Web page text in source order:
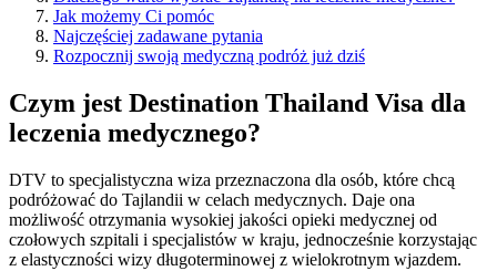
Jak możemy Ci pomóc
Najczęściej zadawane pytania
Rozpocznij swoją medyczną podróż już dziś
Czym jest Destination Thailand Visa dla
leczenia medycznego?
DTV to specjalistyczna wiza przeznaczona dla osób, które chcą
podróżować do Tajlandii w celach medycznych. Daje ona
możliwość otrzymania wysokiej jakości opieki medycznej od
czołowych szpitali i specjalistów w kraju, jednocześnie korzystając
z elastyczności wizy długoterminowej z wielokrotnym wjazdem.